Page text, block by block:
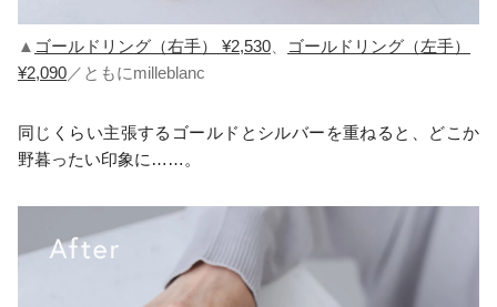
▲ ゴールドリング（右手） ¥2,530
ゴールドリング（左手）
¥2,090／ともにmilleblanc
同じくらい主張するゴールドとシルバーを重ねると、どこか
野暮ったい印象に……。